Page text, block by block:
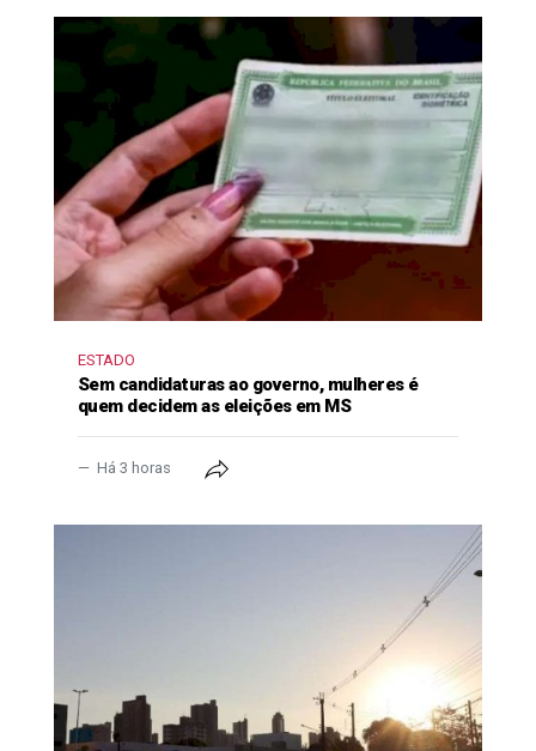
ESTADO
Sem candidaturas ao governo, mulheres é
quem decidem as eleições em MS
Há 3 horas